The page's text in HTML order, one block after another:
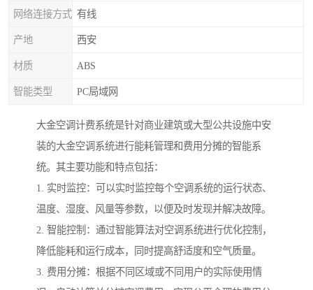
网络连接方式 有线
产地 西安
材质 ABS
智能类型 PC局域网
大金空调计费系统是针对商业建筑或大型公共设施中安
装的大金空调系统进行能耗管理和费用分摊的智能系
统。其主要功能和特点包括：
1. 实时监控：可以实时监控每个空调系统的运行状态、
温度、湿度、风量等参数，以便及时发现并解决故障。
2. 智能控制：通过智能算法对空调系统进行优化控制，
降低能耗和运行成本，同时提高舒适度和空气质量。
3. 费用分摊：根据不同区域或不同用户的实际使用情